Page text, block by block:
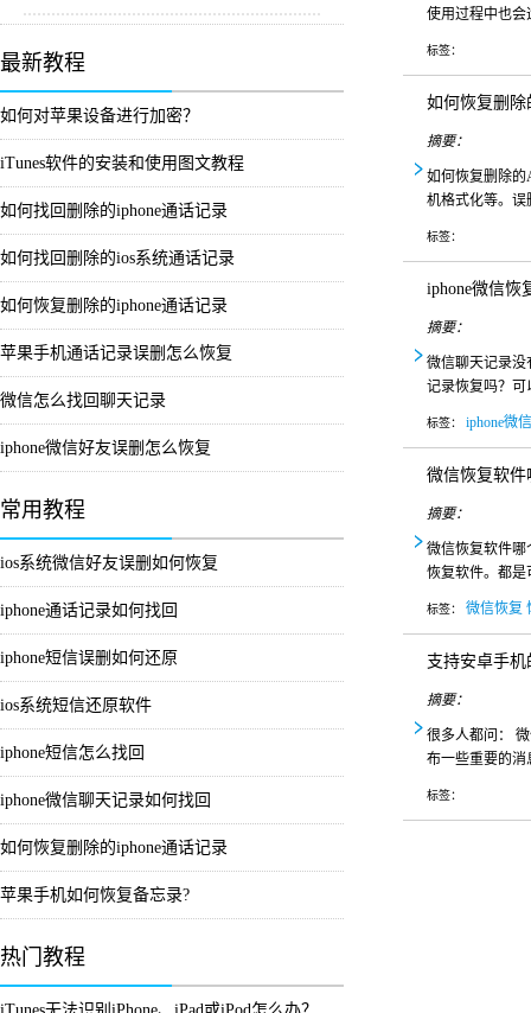
最新教程
如何对苹果设备进行加密？
iTunes软件的安装和使用图文教程
如何找回删除的iphone通话记录
如何找回删除的ios系统通话记录
如何恢复删除的iphone通话记录
苹果手机通话记录误删怎么恢复
微信怎么找回聊天记录
iphone微信好友误删怎么恢复
常用教程
ios系统微信好友误删如何恢复
iphone通话记录如何找回
iphone短信误删如何还原
ios系统短信还原软件
iphone短信怎么找回
iphone微信聊天记录如何找回
如何恢复删除的iphone通话记录
苹果手机如何恢复备忘录?
热门教程
使用过程中也会
标签：
如何恢复删除
摘要：
如何恢复删除的
机格式化等。误
标签：
iphone微信恢
摘要：
微信聊天记录没
记录恢复吗？可
标签： iphone微
微信恢复软件
摘要：
微信恢复软件哪
恢复软件。都是
标签： 微信恢复
支持安卓手
摘要：
很多人都问：
布一些重要的消
标签：